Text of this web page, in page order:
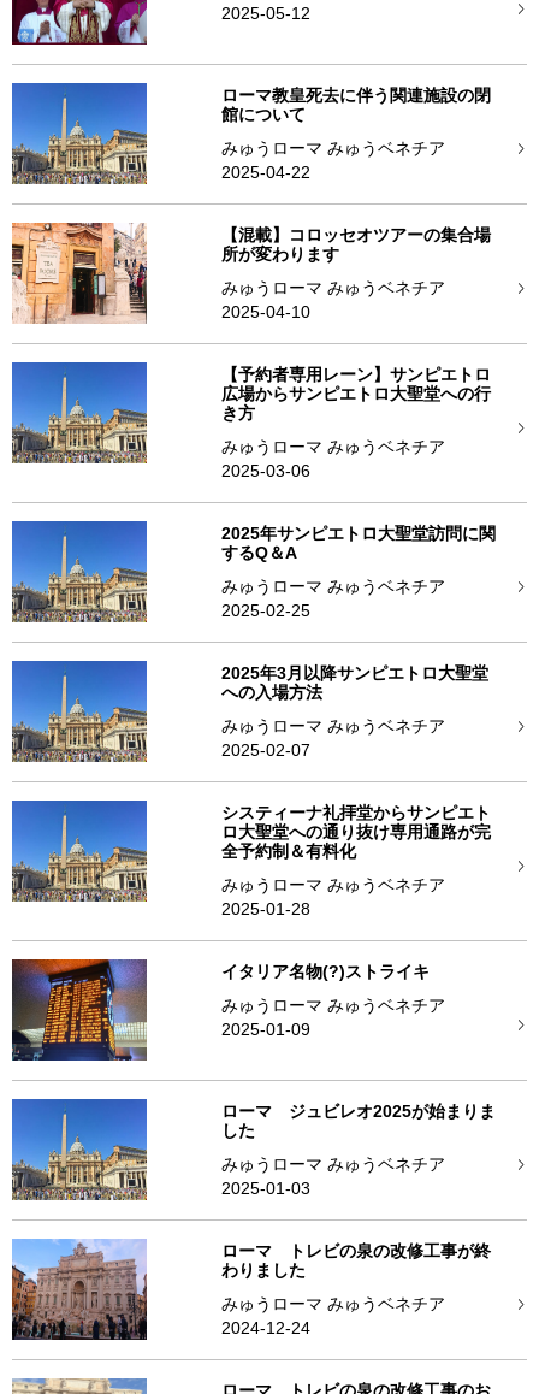
2025-05-12
ローマ教皇死去に伴う関連施設の閉
館について
みゅうローマ みゅうベネチア
2025-04-22
【混載】コロッセオツアーの集合場
所が変わります
みゅうローマ みゅうベネチア
2025-04-10
【予約者専用レーン】サンピエトロ
広場からサンピエトロ大聖堂への行
き方
みゅうローマ みゅうベネチア
2025-03-06
2025年サンピエトロ大聖堂訪問に関
するQ＆A
みゅうローマ みゅうベネチア
2025-02-25
2025年3月以降サンピエトロ大聖堂
への入場方法
みゅうローマ みゅうベネチア
2025-02-07
システィーナ礼拝堂からサンピエト
ロ大聖堂への通り抜け専用通路が完
全予約制＆有料化
みゅうローマ みゅうベネチア
2025-01-28
イタリア名物(?)ストライキ
みゅうローマ みゅうベネチア
2025-01-09
ローマ ジュビレオ2025が始まりま
した
みゅうローマ みゅうベネチア
2025-01-03
ローマ トレビの泉の改修工事が終
わりました
みゅうローマ みゅうベネチア
2024-12-24